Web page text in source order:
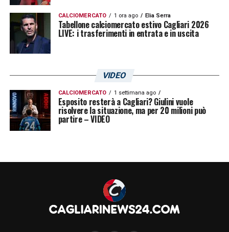
CALCIOMERCATO 1 ora ago Elia Serra
Tabellone calciomercato estivo Cagliari 2026
LIVE: i trasferimenti in entrata e in uscita
VIDEO
CALCIOMERCATO 1 settimana ago
Esposito resterà a Cagliari? Giulini vuole
risolvere la situazione, ma per 20 milioni può
partire – VIDEO